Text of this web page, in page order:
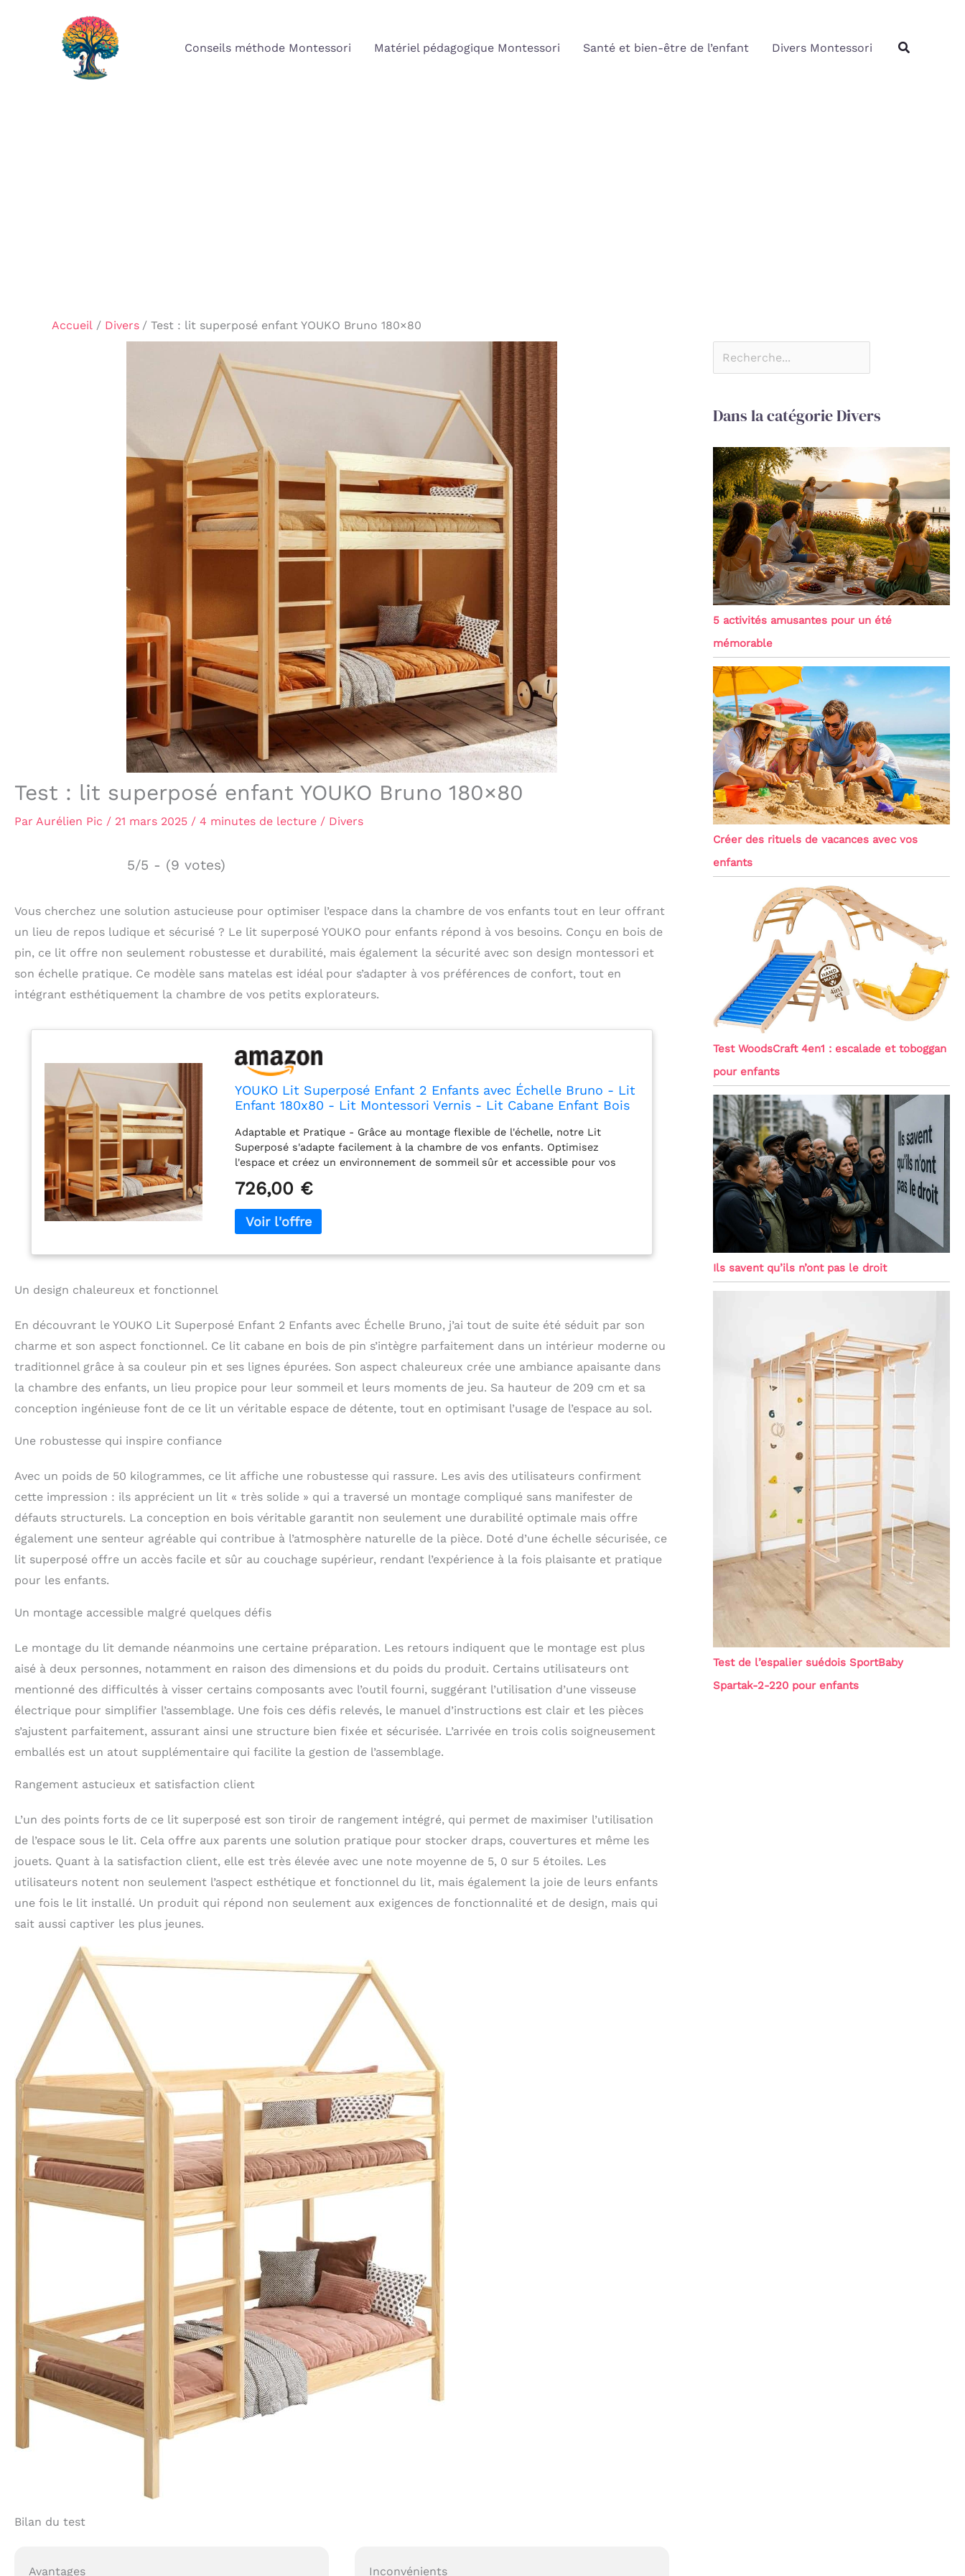
Conseils méthode Montessori Matériel pédagogique Montessori Santé et bien-être de l’enfant Divers Montessori
Accueil Divers Test : lit superposé enfant YOUKO Bruno 180×80
Test : lit superposé enfant YOUKO Bruno 180×80
Par Aurélien Pic / 21 mars 2025 / 4 minutes de lecture / Divers
5/5 - (9 votes)
Vous cherchez une solution astucieuse pour optimiser l’espace dans la chambre de vos enfants tout en leur offrant
un lieu de repos ludique et sécurisé ? Le lit superposé YOUKO pour enfants répond à vos besoins. Conçu en bois de
pin, ce lit offre non seulement robustesse et durabilité, mais également la sécurité avec son design montessori et
son échelle pratique. Ce modèle sans matelas est idéal pour s’adapter à vos préférences de confort, tout en
intégrant esthétiquement la chambre de vos petits explorateurs.
YOUKO Lit Superposé Enfant 2 Enfants avec Échelle Bruno - Lit
Enfant 180x80 - Lit Montessori Vernis - Lit Cabane Enfant Bois
Adaptable et Pratique - Grâce au montage flexible de l'échelle, notre Lit
Superposé s'adapte facilement à la chambre de vos enfants. Optimisez
l'espace et créez un environnement de sommeil sûr et accessible pour vos
équipé de deux petites ou d'un grand tiroir (vendus séparément), avec une
option de couchage supplémentaire pour les invités. Durable et Sûr - Faites
confiance à la robustesse et à la sécurité de notre Lit Cabane BRUNO,
fabriqué en bois de pin de première qualité, certifié FSC et sans nœuds.
Design Élégant - Notre Lits Pour Enfants BRUNO se distingue par son design
sain pour vos enfants. Dormez plus sereinement, en sachant que vos enfants
sont parfaitement protégés.
726,00 €
Un design chaleureux et fonctionnel
En découvrant le YOUKO Lit Superposé Enfant 2 Enfants avec Échelle Bruno, j’ai tout de suite été séduit par son
charme et son aspect fonctionnel. Ce lit cabane en bois de pin s’intègre parfaitement dans un intérieur moderne ou
traditionnel grâce à sa couleur pin et ses lignes épurées. Son aspect chaleureux crée une ambiance apaisante dans
la chambre des enfants, un lieu propice pour leur sommeil et leurs moments de jeu. Sa hauteur de 209 cm et sa
conception ingénieuse font de ce lit un véritable espace de détente, tout en optimisant l’usage de l’espace au sol.
Une robustesse qui inspire confiance
Avec un poids de 50 kilogrammes, ce lit affiche une robustesse qui rassure. Les avis des utilisateurs confirment
cette impression : ils apprécient un lit « très solide » qui a traversé un montage compliqué sans manifester de
défauts structurels. La conception en bois véritable garantit non seulement une durabilité optimale mais offre
également une senteur agréable qui contribue à l’atmosphère naturelle de la pièce. Doté d’une échelle sécurisée, ce
lit superposé offre un accès facile et sûr au couchage supérieur, rendant l’expérience à la fois plaisante et pratique
pour les enfants.
Un montage accessible malgré quelques défis
Le montage du lit demande néanmoins une certaine préparation. Les retours indiquent que le montage est plus
aisé à deux personnes, notamment en raison des dimensions et du poids du produit. Certains utilisateurs ont
mentionné des difficultés à visser certains composants avec l’outil fourni, suggérant l’utilisation d’une visseuse
électrique pour simplifier l’assemblage. Une fois ces défis relevés, le manuel d’instructions est clair et les pièces
s’ajustent parfaitement, assurant ainsi une structure bien fixée et sécurisée. L’arrivée en trois colis soigneusement
emballés est un atout supplémentaire qui facilite la gestion de l’assemblage.
Rangement astucieux et satisfaction client
L’un des points forts de ce lit superposé est son tiroir de rangement intégré, qui permet de maximiser l’utilisation
de l’espace sous le lit. Cela offre aux parents une solution pratique pour stocker draps, couvertures et même les
jouets. Quant à la satisfaction client, elle est très élevée avec une note moyenne de 5, 0 sur 5 étoiles. Les
utilisateurs notent non seulement l’aspect esthétique et fonctionnel du lit, mais également la joie de leurs enfants
une fois le lit installé. Un produit qui répond non seulement aux exigences de fonctionnalité et de design, mais qui
sait aussi captiver les plus jeunes.
Bilan du test
Avantages Inconvénients
Dans la catégorie Divers
5 activités amusantes pour un été
mémorable
Créer des rituels de vacances avec vos
enfants
Test WoodsCraft 4en1 : escalade et toboggan
pour enfants
Ils savent qu’ils n’ont pas le droit
Test de l’espalier suédois SportBaby
Spartak-2-220 pour enfants